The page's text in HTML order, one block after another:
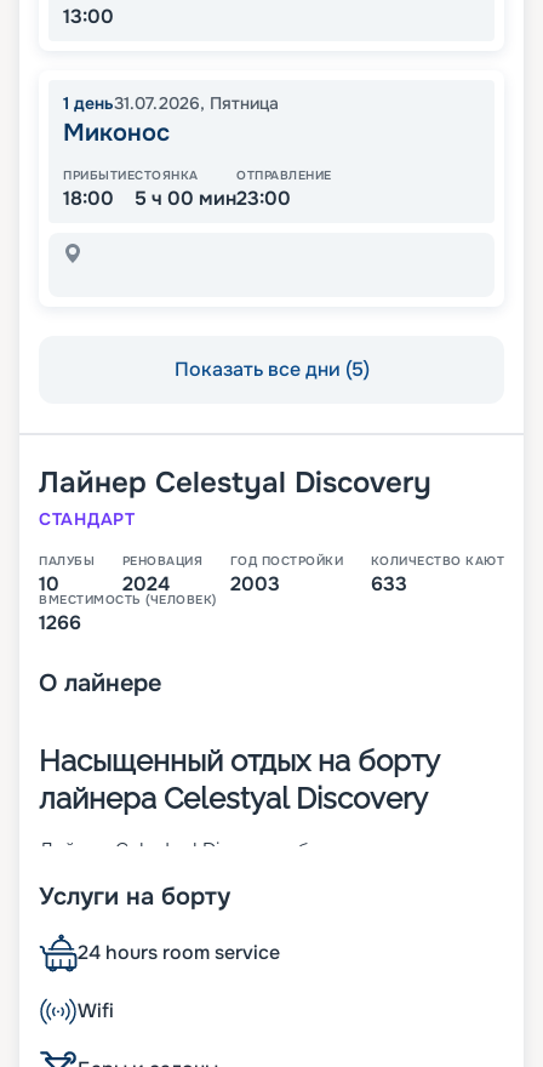
13:00
1 день31.07.2026, Пятница
Миконос
ПРИБЫТИЕ
18:00
СТОЯНКА
5 ч 00 мин
ОТПРАВЛЕНИЕ
23:00
Показать все дни (5)
Лайнер Celestyal Discovery
СТАНДАРТ
ПАЛУБЫ
10
РЕНОВАЦИЯ
2024
ГОД ПОСТРОЙКИ
2003
КОЛИЧЕСТВО КАЮТ
633
ВМЕСТИМОСТЬ (ЧЕЛОВЕК)
1266
О лайнере
Насыщенный отдых на борту
лайнера Celestyal Discovery
Лайнер Celestyal Discovery был построен и
реновацию в 2022 году и условия на его борту
современного круизного бизнеса. Судно
относится к классу Celestyal и имеет в своем
распоряжении 720 кают, в которых могут
разместиться 1450 пассажиров. На борту гостей
Услуги на борту
24 hours room service
Wifi